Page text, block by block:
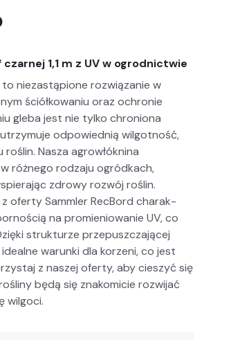
1,1 m z UV w ogrodnictwie
to nieza­stą­pi­one rozwiązanie w
ściółkowa­niu oraz ochronie
gle­ba jest nie tylko chro­niona
odpowied­nią wilgo­t­ność,
Nasza agrowłókn­i­na
różnego rodza­ju ogród­kach,
zdrowy rozwój roślin.
z ofer­ty Samm­ler RecBord charak­
na promieniowanie UV, co
struk­turze prze­puszcza­jącej
warun­ki dla korzeni, co jest
z naszej ofer­ty, aby cieszyć się
będą się znakomi­cie rozwi­jać
wilgo­ci.